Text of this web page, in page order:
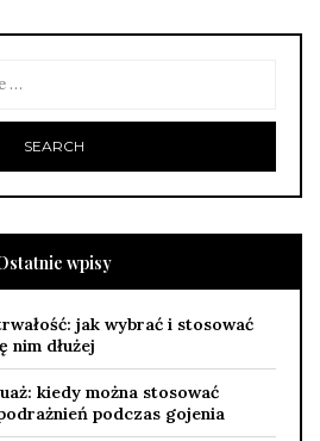
wpisy
jak wybrać i stosować
nim dłużej
kiedy można stosować
podczas gojenia